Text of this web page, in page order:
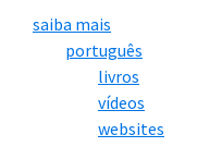
saiba mais
português
livros
vídeos
websites